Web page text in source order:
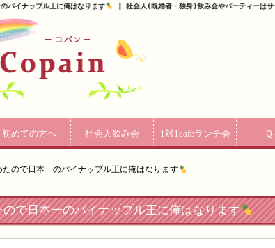
パイナップル王に俺はなります | 社会人(既婚者・独身)飲み会やパーティーは
初めての方へ 社会人飲み会 1対1cafeランチ会
ので日本一のパイナップル王に俺はなります
ので日本一のパイナップル王に俺はなります